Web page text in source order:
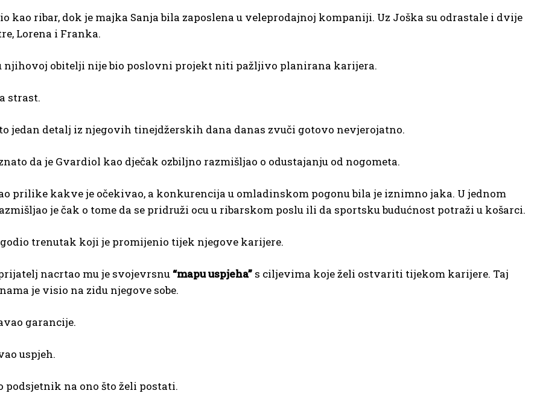
kao ribar, dok je majka Sanja bila zaposlena u veleprodajnoj kompaniji. Uz Joška su odrastale i dvije
Lorena i Franka.
njihovoj obitelji nije bio poslovni projekt niti pažljivo planirana karijera.
strast.
jedan detalj iz njegovih tinejdžerskih dana danas zvuči gotovo nevjerojatno.
da je Gvardiol kao dječak ozbiljno razmišljao o odustajanju od nogometa.
prilike kakve je očekivao, a konkurencija u omladinskom pogonu bila je iznimno jaka. U jednom
je čak o tome da se pridruži ocu u ribarskom poslu ili da sportsku budućnost potraži u košarci.
trenutak koji je promijenio tijek njegove karijere.
nacrtao mu je svojevrsnu “mapu uspjeha” s ciljevima koje želi ostvariti tijekom karijere. Taj
je visio na zidu njegove sobe.
garancije.
uspjeh.
podsjetnik na ono što želi postati.